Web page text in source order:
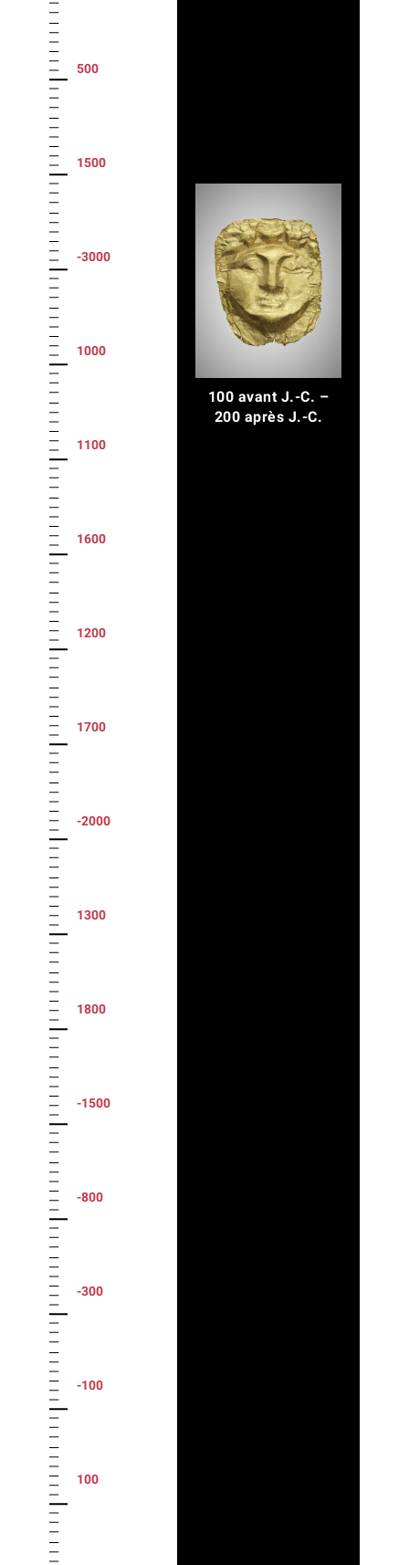
500
1500
-3000
1000
1100
1600
1200
1700
-2000
1300
1800
-1500
-800
-300
-100
100
100 avant J.-C. –
200 après J.-C.